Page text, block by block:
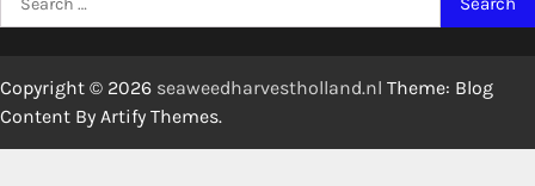
for:
Copyright © 2026 seaweedharvestholland.nl Theme: Blog
Content By Artify Themes.